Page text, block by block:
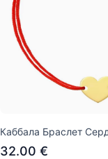
Каббала Браслет
32.00 €